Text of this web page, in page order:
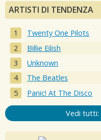
ARTISTI DI TENDENZA
Twenty One Pilots
Billie Eilish
Unknown
The Beatles
Panic! At The Disco
Vedi tutti: